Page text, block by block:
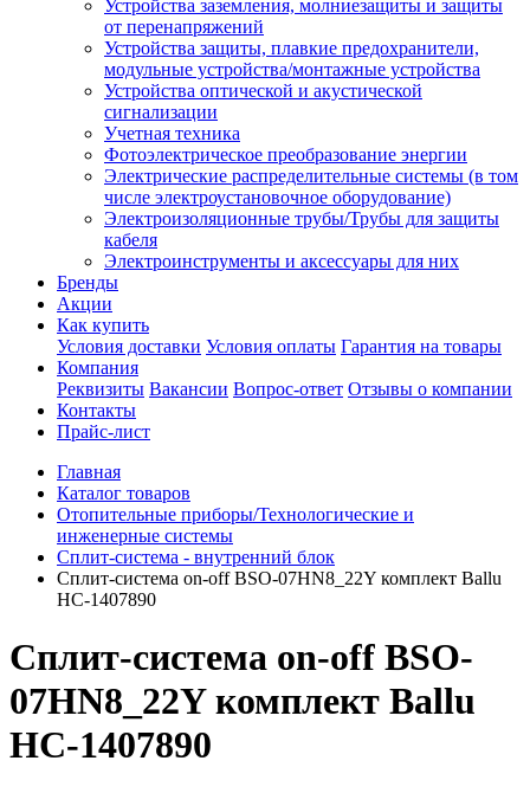
Устройства заземления, молниезащиты и защиты
от перенапряжений
Устройства защиты, плавкие предохранители,
модульные устройства/монтажные устройства
Устройства оптической и акустической
сигнализации
Учетная техника
Фотоэлектрическое преобразование энергии
Электрические распределительные системы (в том
числе электроустановочное оборудование)
Электроизоляционные трубы/Трубы для защиты
кабеля
Электроинструменты и аксессуары для них
Бренды
Акции
Как купить
Условия доставки Условия оплаты Гарантия на товары
Компания
Реквизиты Вакансии Вопрос-ответ Отзывы о компании
Контакты
Прайс-лист
Главная
Каталог товаров
Отопительные приборы/Технологические и
инженерные системы
Сплит-система - внутренний блок
Сплит-система on-off BSO-07HN8_22Y комплект Ballu
НС-1407890
Сплит-система on-off BSO-
07HN8_22Y комплект Ballu
НС-1407890